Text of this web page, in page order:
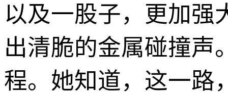
以及一股子，更加强
出清脆的金属碰撞声
程。她知道，这一路